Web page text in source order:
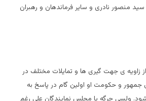
منصور نادری و سایر فرماندهان و رهبران
زاویه ی جهت گیری ها و تمایلات مختلف در
و حکومت او اولین گام در پاسخ به
ولسی جرگه یا مجلس نمایندگان علی رغم